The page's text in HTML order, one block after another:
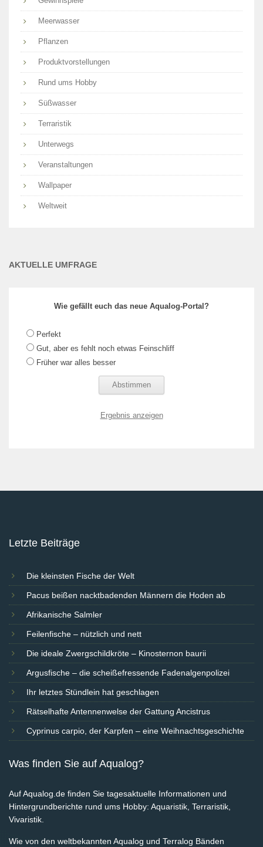
Meerwasser
Pflanzen
Produktvorstellungen
Rund ums Hobby
Süßwasser
Terraristik
Unterwegs
Veranstaltungen
Wallpaper
Weltweit
AKTUELLE UMFRAGE
Wie gefällt euch das neue Aqualog-Portal?
Perfekt
Gut, aber es fehlt noch etwas Feinschliff
Früher war alles besser
Ergebnis anzeigen
Letzte Beiträge
Die kleinsten Fische der Welt
Pacus beißen nacktbadenden Männern die Hoden ab
Afrikanische Salmler
Feilenfische – nützlich und nett
Die ideale Zwergschildkröte – Kinosternon baurii
Argusfische – die scheißefressende Fadenalgenpolizei
Ihr letztes Stündlein hat geschlagen
Rätselhafte Antennenwelse der Gattung Ancistrus
Cyprinus carpio, der Karpfen – eine Weihnachtsgeschichte
Was finden Sie auf Aqualog?
Auf Aqualog.de finden Sie tagesaktuelle Informationen und
Hintergrundberichte rund ums Hobby: Aquaristik, Terraristik,
Vivaristik.
Wie von den weltbekannten Aqualog und Terralog Bänden